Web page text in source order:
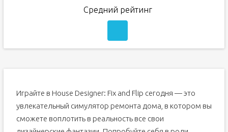
Средний рейтинг
Играйте в House Designer: Fix and Flip сегодня — это
увлекательный симулятор ремонта дома, в котором вы
сможете воплотить в реальность все свои